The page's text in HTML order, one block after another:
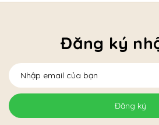
Đăng ký
Đăng ký